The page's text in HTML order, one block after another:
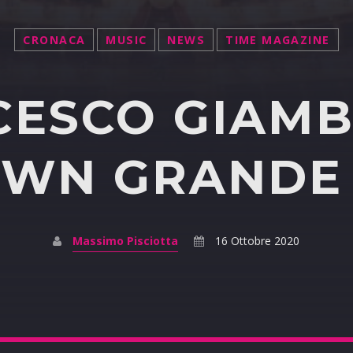
CRONACA MUSIC NEWS TIME MAGAZINE
GRANDE
Massimo Pisciotta 16 Ottobre 2020